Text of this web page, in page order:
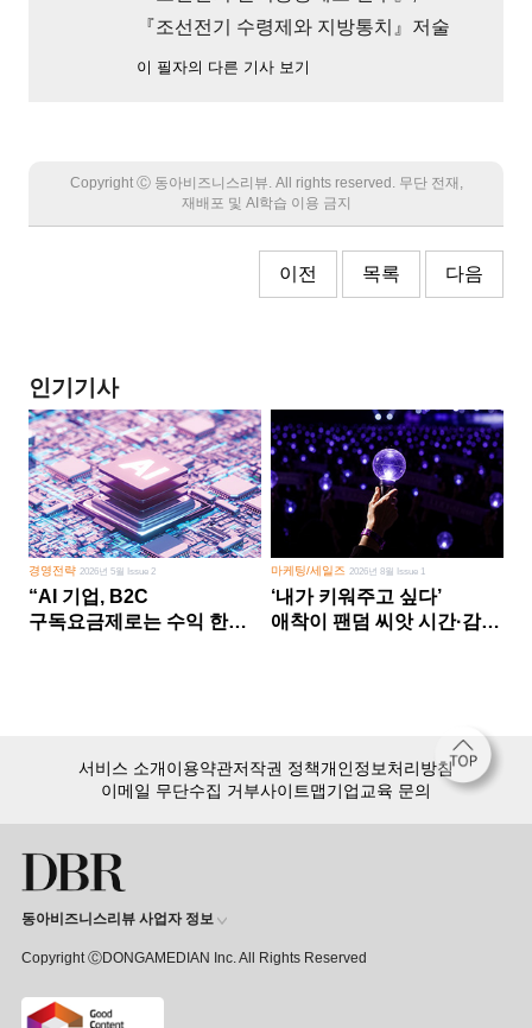
『조선전기 수령제와 지방통치』저술
이 필자의 다른 기사 보기
Copyright Ⓒ 동아비즈니스리뷰. All rights reserved. 무단 전재,
재배포 및 AI학습 이용 금지
이전 목록 다음
인기기사
경영전략 2026년 5월 Issue 2
“AI 기업, B2C
구독요금제로는 수익 한계
마케팅/세일즈 2026년 8월 Issue 1
‘내가 키워주고 싶다’
애착이 팬덤 씨앗 시간·감정
15,000여 건의 DBR 콘텐츠를
서비스 소개이용약관저작권 정책개인정보처리방침
이메일 무단수집 거부사이트맵기업교육 문의
동아비즈니스리뷰 사업자 정보
Copyright ⒸDONGAMEDIAN Inc. All Rights Reserved